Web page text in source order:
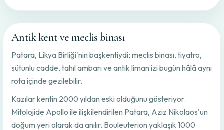
Antik kent ve meclis binası
Patara, Likya Birliği'nin başkentiydi; meclis binası, tiyatro,
sütunlu cadde, tahıl ambarı ve antik liman izi bugün hâlâ aynı
rota içinde gezilebilir.
Kazılar kentin 2000 yıldan eski olduğunu gösteriyor.
Mitolojide Apollo ile ilişkilendirilen Patara, Aziz Nikolaos'un
doğum yeri olarak da anılır. Bouleuterion yaklaşık 1000